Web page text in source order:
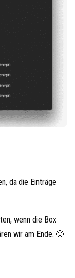
da die Einträge
wenn die Box
wir am Ende. 🙂